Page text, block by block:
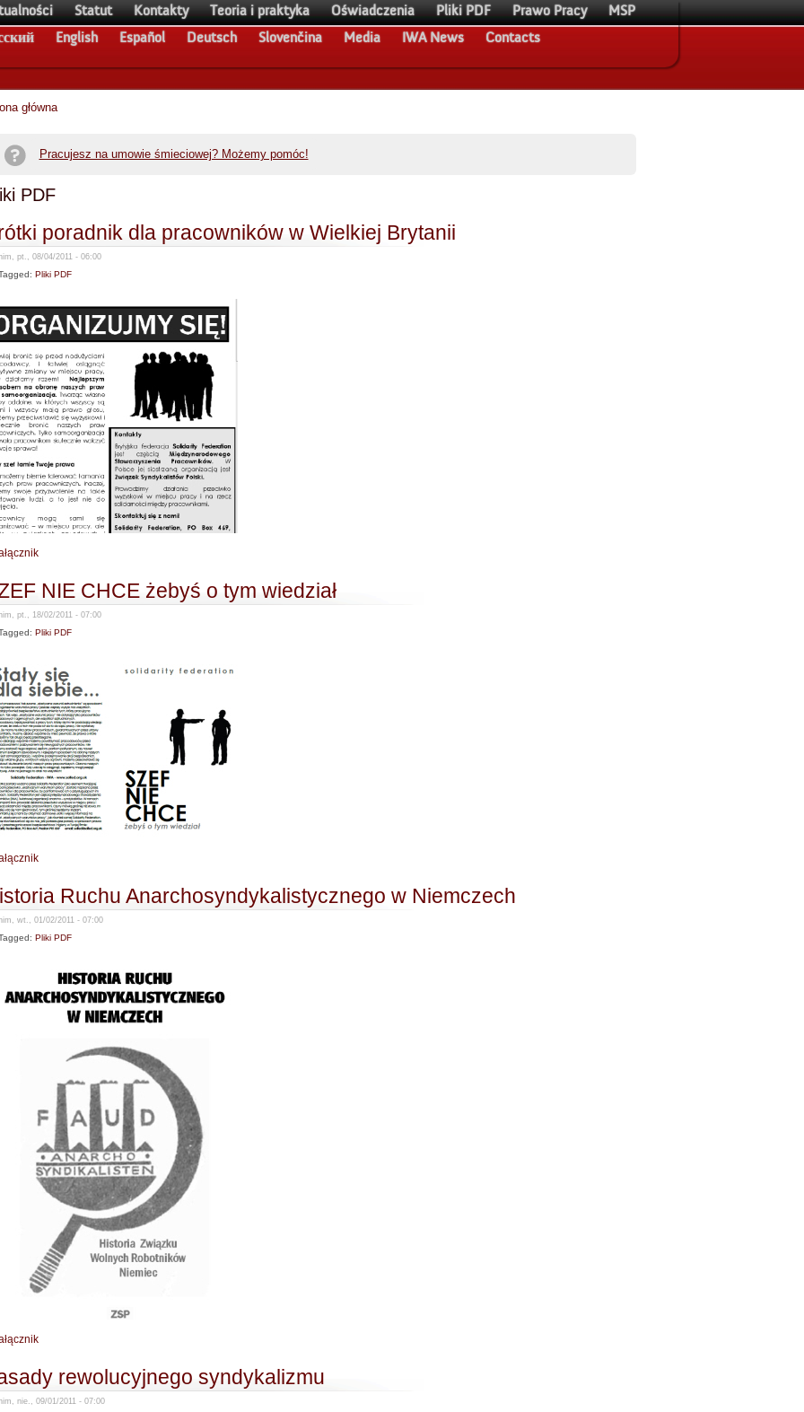
Statut Kontakty Teoria i praktyka Oświadczenia Pliki PDF Prawo Pracy
MSP
English Español Deutsch Slovenčina Media IWA News Contacts
główna
Pracujesz na umowie śmieciowej? Możemy pomóc!
PDF
poradnik dla pracowników w Wielkiej Brytanii
pt., 08/04/2011 - 06:00
Pliki PDF
NIE CHCE żebyś o tym wiedział
pt., 18/02/2011 - 07:00
Pliki PDF
Ruchu Anarchosyndykalistycznego w Niemczech
wt., 01/02/2011 - 07:00
Pliki PDF
rewolucyjnego syndykalizmu
nie., 09/01/2011 - 07:00